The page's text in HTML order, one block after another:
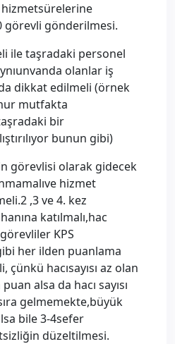
görevli gönderilmesi.
ile taşradaki personel
olanlar iş
dikkat edilmeli (örnek
mutfakta
bir
bunun gibi)
görevlisi olarak gidecek
hizmet
,3 ve 4. kez
katılmalı,hac
KPS
her ilden puanlama
çünkü hacısayısı az olan
alsa da hacı sayısı
gelmemekte,büyük
bile 3-4sefer
düzeltilmesi.